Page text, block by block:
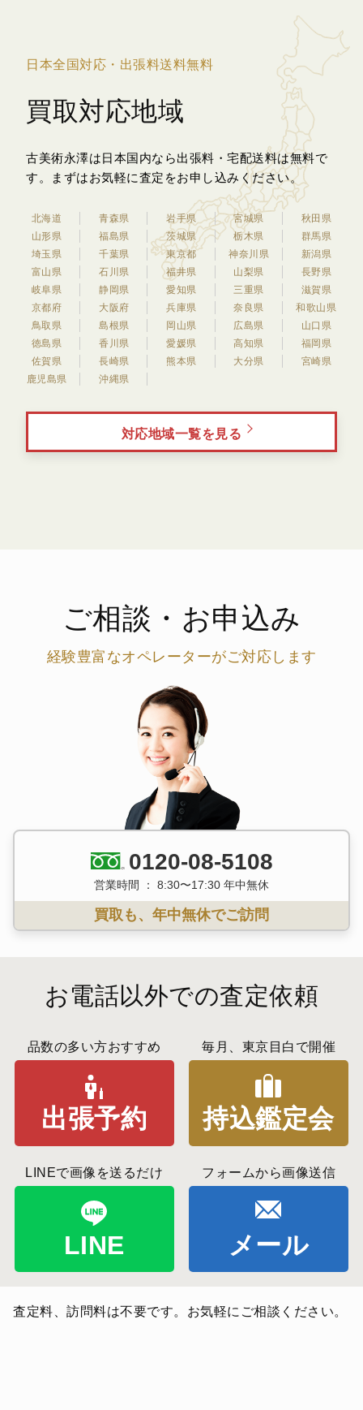
日本全国対応・出張料送料無料
買取対応地域
古美術永澤は日本国内なら出張料・宅配送料は無料で
す。
まずはお気軽に査定をお申し込みください。
北海道 青森県 岩手県 宮城県
秋田県
山形県
福島県 茨城県 栃木県
群馬県
埼玉県
千葉県 東京都 神奈川県
新潟県
富山県
石川県 福井県 山梨県
長野県
岐阜県
静岡県 愛知県 三重県
滋賀県
京都府
大阪府 兵庫県 奈良県
和歌山県
鳥取県
島根県 岡山県 広島県
山口県
徳島県
香川県 愛媛県 高知県
福岡県
佐賀県
長崎県 熊本県 大分県
宮崎県
鹿児島県
沖縄県
対応地域一覧を見る
ご相談・お申込み
経験豊富なオペレーターがご対応します
0120-08-5108
営業時間 ： 8:30〜17:30 年中無休
買取も、年中無休でご訪問
お電話以外での査定依頼
品数の多い方おすすめ
出張予約
毎月、東京目白で開催
持込鑑定会
LINEで画像を送るだけ
LINE
フォームから画像送信
メール
査定料、訪問料は不要です。お気軽にご相談ください。